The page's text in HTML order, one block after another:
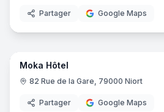
Partager Google Maps
Moka Hôtel
82 Rue de la Gare, 79000 Niort
Partager Google Maps